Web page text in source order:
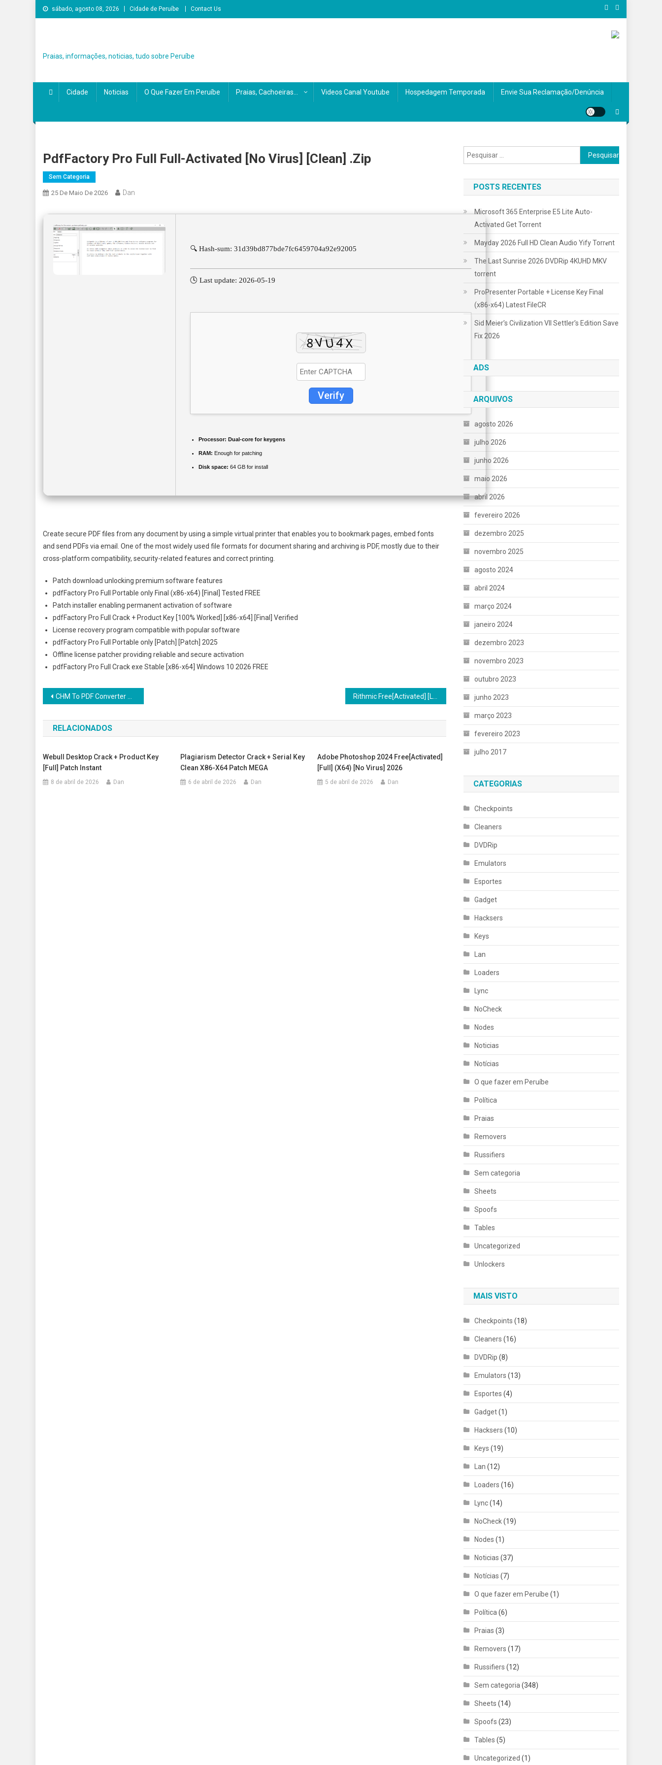
Skip to content
sábado, agosto 08, 2026 Cidade de Peruíbe Contact Us
Praias, informações, noticias, tudo sobre Peruíbe
Cidade Noticias O Que Fazer Em Peruíbe Praias, Cachoeiras… Videos Canal Youtube Hospedagem Temporada Envie Sua Reclamação/Denúncia
PdfFactory Pro Full Full-Activated [no Virus] [Clean] .zip
Sem Categoria
25 De Maio De 2026 Dan
🔍 Hash-sum: 31d39bd877bde7fc6459704a92e92005
🕓 Last update: 2026-05-19
Verify
Processor: Dual-core for keygens
RAM: Enough for patching
Disk space: 64 GB for install
Create secure PDF files from any document by using a simple virtual printer that enables you to bookmark pages, embed fonts
and send PDFs via email. One of the most widely used file formats for document sharing and archiving is PDF, mostly due to their
cross-platform compatibility, security-related features and correct printing.
Patch download unlocking premium software features
pdfFactory Pro Full Portable only Final (x86-x64) [Final] Tested FREE
Patch installer enabling permanent activation of software
pdfFactory Pro Full Crack + Product Key [100% Worked] [x86-x64] [Final] Verified
License recovery program compatible with popular software
pdfFactory Pro Full Portable only [Patch] [Patch] 2025
Offline license patcher providing reliable and secure activation
pdfFactory Pro Full Crack exe Stable [x86-x64] Windows 10 2026 FREE
Navegação de Post
CHM To PDF Converter Professional Portable only [no Virus] Full Ultimate
RELACIONADOS
Webull Desktop Crack + Product Key
[Full] Patch Instant
8 de abril de 2026 Dan
Plagiarism Detector Crack + Serial Key
Clean X86-X64 Patch MEGA
6 de abril de 2026 Dan
Adobe Photoshop 2024 Free[Activated]
[Full] (x64) [no Virus] 2026
5 de abril de 2026 Dan
Pesquisar por:
POSTS RECENTES
Microsoft 365 Enterprise E5 Lite Auto-
Activated Gеt Torrent
Mayday 2026 Full HD Clean Audio Yify Torr𝐞nt
The Last Sunrise 2026 DVDRip 4KUHD MKV
torrent
ProPresenter Portable + License Key Final
(x86-x64) Latest FileCR
Sid Meier’s Civilization VII Settler’s Edition Save
Fix 2026
ADS
ARQUIVOS
agosto 2026
julho 2026
junho 2026
maio 2026
abril 2026
fevereiro 2026
dezembro 2025
novembro 2025
agosto 2024
abril 2024
março 2024
janeiro 2024
dezembro 2023
novembro 2023
outubro 2023
junho 2023
março 2023
fevereiro 2023
julho 2017
CATEGORIAS
Checkpoints
Cleaners
DVDRip
Emulators
Esportes
Gadget
Hacksers
Keys
Lan
Loaders
Lync
NoCheck
Nodes
Noticias
Notícias
O que fazer em Peruíbe
Política
Praias
Removers
Russifiers
Sem categoria
Sheets
Spoofs
Tables
Uncategorized
Unlockers
MAIS VISTO
Checkpoints (18)
Cleaners (16)
DVDRip (8)
Emulators (13)
Esportes (4)
Gadget(1)
Hacksers (10)
Keys (19)
Lan (12)
Loaders (16)
Lync(14)
NoCheck(19)
Nodes (1)
Noticias (37)
Notícias (7)
O que fazer em Peruíbe (1)
Política (6)
Praias (3)
Removers (17)
Russifiers (12)
Sem categoria (348)
Sheets (14)
Spoofs (23)
Tables (5)
Uncategorized (1)